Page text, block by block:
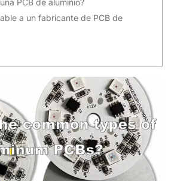
PCB de aluminio?
a un fabricante de PCB de